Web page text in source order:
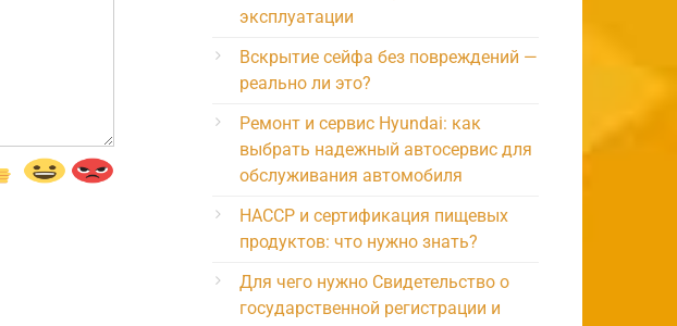
эксплуатации
Вскрытие сейфа без повреждений —
реально ли это?
Ремонт и сервис Hyundai: как
выбрать надежный автосервис для
обслуживания автомобиля
HACCP и сертификация пищевых
продуктов: что нужно знать?
Для чего нужно Свидетельство о
государственной регистрации и